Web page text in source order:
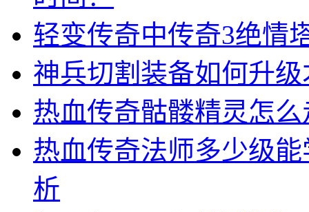
轻变传奇中传奇3绝情
神兵切割装备如何升
热血传奇骷髅精灵怎
热血传奇法师多少级
析